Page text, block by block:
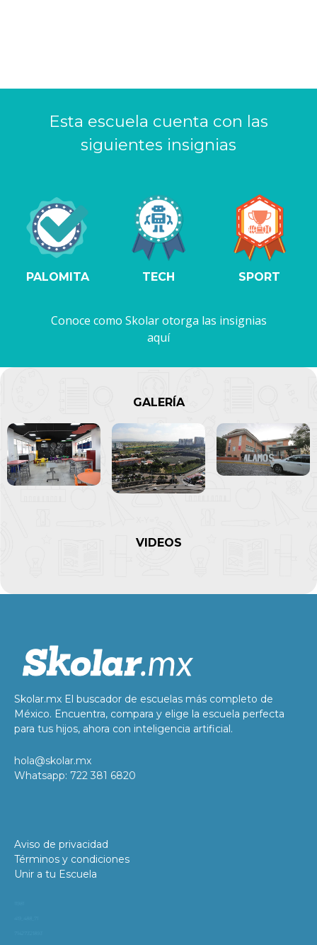
Esta escuela cuenta con las
siguientes insignias
PALOMITA TECH SPORT
Conoce como Skolar otorga las insignias
aquí
GALERÍA
VIDEOS
Skolar.mx El buscador de escuelas más completo de
México. Encuentra, compara y elige la escuela perfecta
para tus hijos, ahora con inteligencia artificial.
hola@skolar.mx
Whatsapp: 722 381 6820
Aviso de privacidad
Términos y condiciones
Unir a tu Escuela